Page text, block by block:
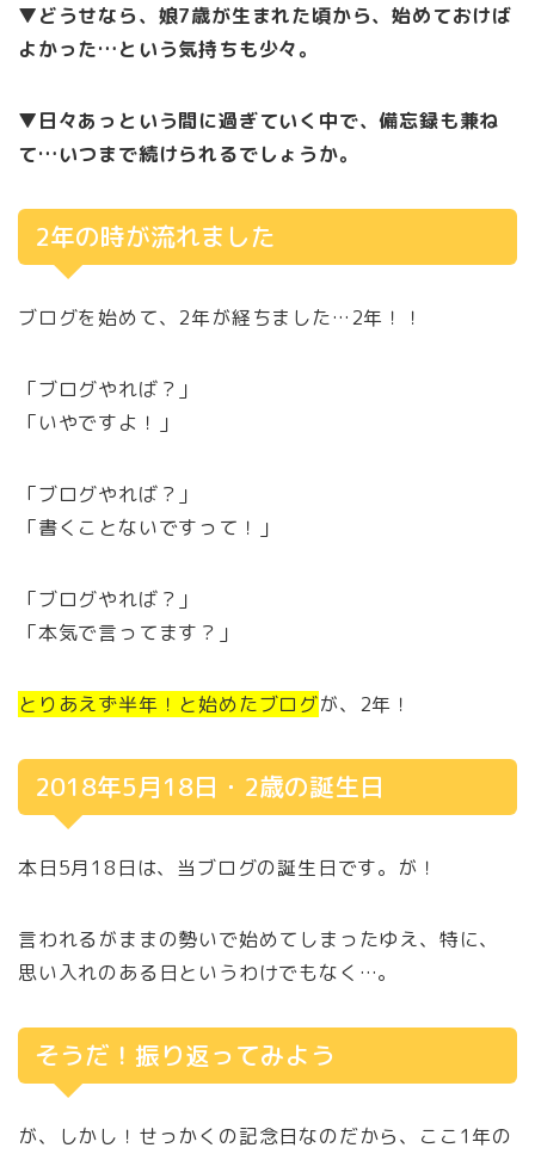
▼どうせなら、娘7歳が生まれた頃から、始めておけば
よかった…という気持ちも少々。
▼日々あっという間に過ぎていく中で、備忘録も兼ね
て…いつまで続けられるでしょうか。
2年の時が流れました
ブログを始めて、2年が経ちました…2年！！
「ブログやれば？」
「いやですよ！」
「ブログやれば？」
「書くことないですって！」
「ブログやれば？」
「本気で言ってます？」
とりあえず半年！と始めたブログが、2年！
2018年5月18日・2歳の誕生日
本日5月18日は、当ブログの誕生日です。が！
言われるがままの勢いで始めてしまったゆえ、特に、
思い入れのある日というわけでもなく…。
そうだ！振り返ってみよう
が、しかし！せっかくの記念日なのだから、ここ1年の